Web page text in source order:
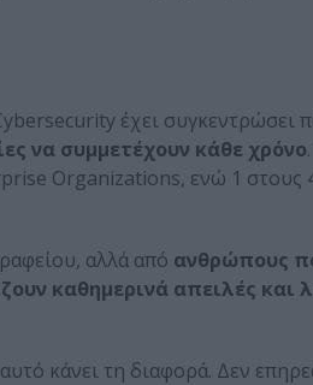
έχει συγκεντρώσει
να συμμετέχουν κάθε χρόνο
Organizations, ενώ 1 στους 4
αλλά από ανθρώπους
καθημερινά απειλές και
κάνει τη διαφορά. Δεν